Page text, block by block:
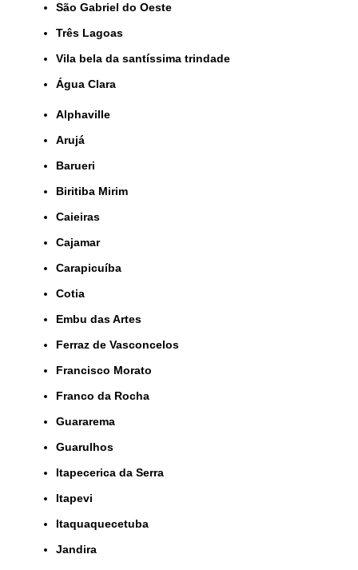
São Gabriel do Oeste
Três Lagoas
Vila bela da santíssima trindade
Água Clara
Alphaville
Arujá
Barueri
Biritiba Mirim
Caieiras
Cajamar
Carapicuíba
Cotia
Embu das Artes
Ferraz de Vasconcelos
Francisco Morato
Franco da Rocha
Guararema
Guarulhos
Itapecerica da Serra
Itapevi
Itaquaquecetuba
Jandira